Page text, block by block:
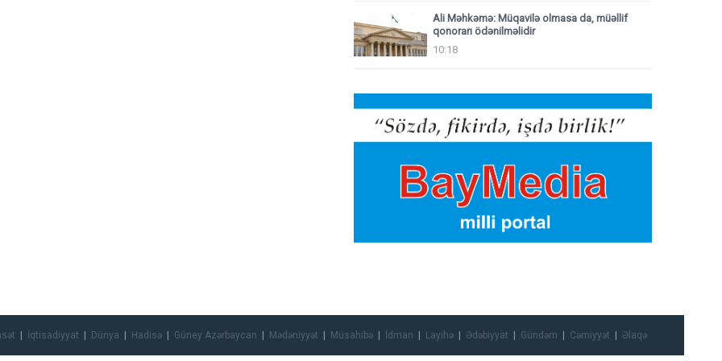
Ali Məhkəmə: Müqavilə olmasa da, müəllif
qonorarı ödənilməlidir
10:18
İqtisadiyyat Dünya Hadisə Güney Azərbaycan Mədəniyyət Müsahibə İdman Layihə Ədəbiyyat Gündəm Cəmiyyət Əlaqə